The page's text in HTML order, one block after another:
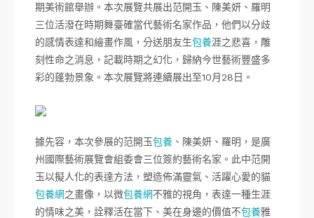
期美術館舉辦。本次展覽共展出范開玉、陳美妍、羅明
三位活潑在時期舞臺確當代藝術名家作品，他們以分歧
的感情表達和繪畫作風，分送朋友生包養涯之悲喜，雕
刻性命之消息，記載時期之幻化，歸納今世藝術豐盛多
彩的蓬勃景象。本次展覽將連續展出至10月28日。
據先容，本次參展的范開玉包養 、陳美妍、羅明，是廣
州國際藝術展覽會組委會三位簽約藝術名家。此中范開
玉以擬人化的表達方法，塑造佈滿靈氣、活躍心愛的貓
包養網之畫像，以微包養網不雅的視角，表達一種生涯
的情味之美，詮釋活在當下、美在身邊的價值不包養雅